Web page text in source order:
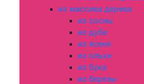
из массива дерева
из сосны
из дуба
из ясеня
из ольхи
из бука
из березы